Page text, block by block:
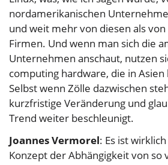
nordamerikanischen
und weit mehr von diesen als
Firmen. Und wenn man sich die
Unternehmen anschaut, nutzen
computing hardware, die in
Selbst wenn Zölle dazwischen
kurzfristige Veränderung und
Trend weiter beschleunigt.
Joannes Vermorel: Es ist
Konzept der Abhängigkeit von so